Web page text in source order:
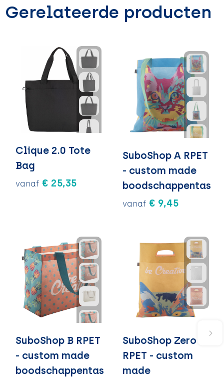
Gerelateerde producten
Clique 2.0 Tote
Bag
vanaf € 25,35
SuboShop A RPET
- custom made
boodschappentas
vanaf € 9,45
SuboShop B RPET
- custom made
boodschappentas
SuboShop Zero
RPET - custom
made